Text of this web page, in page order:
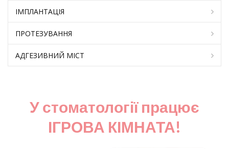
ІМПЛАНТАЦІЯ
ПРОТЕЗУВАННЯ
АДГЕЗИВНИЙ МІСТ
У стоматології працює
ІГРОВА КІМНАТА!